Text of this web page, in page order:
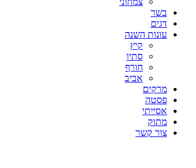
בשר
דגים
עונות השנה
קיץ
סתיו
חורף
אביב
מרקים
פסטה
אסייתי
מתוק
צור קשר